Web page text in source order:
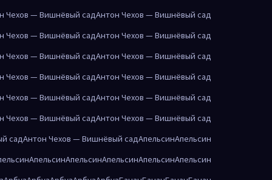
Чехов — Вишнёвый садАнтон Чехов — Вишнёвый сад
Чехов — Вишнёвый садАнтон Чехов — Вишнёвый сад
Чехов — Вишнёвый садАнтон Чехов — Вишнёвый сад
Чехов — Вишнёвый садАнтон Чехов — Вишнёвый сад
Чехов — Вишнёвый садАнтон Чехов — Вишнёвый сад
Чехов — Вишнёвый садАнтон Чехов — Вишнёвый сад
садАнтон Чехов — Вишнёвый садАпельсинАпельсин
АпельсинАпельсинАпельсинАпельсинАпельсин